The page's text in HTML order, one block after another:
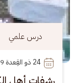
درس علمي
24